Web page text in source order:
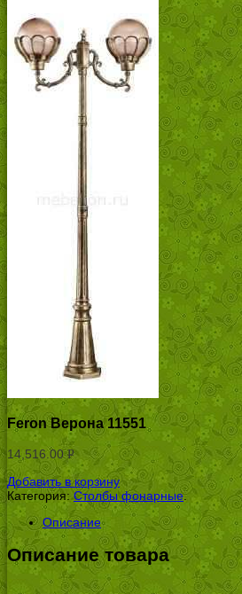
Feron Верона 11551
14,516.00Р
УБ.
Добавить в корзину
Категория:Столбы фонарные.
Описание
Описание товара